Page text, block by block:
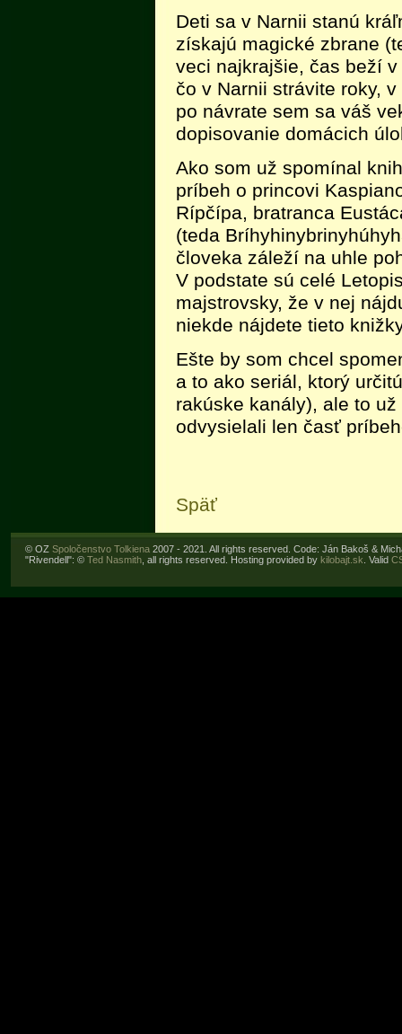
Deti sa v Narnii stanú
získajú magické zbrane
veci najkrajšie, čas beží
čo v Narnii strávite roky,
po návrate sem sa váš
dopisovanie domácich
Ako som už spomínal
príbeh o princovi
Rípčípa, bratranca
(teda
človeka záleží na uhle
V podstate sú celé
majstrovsky, že v nej
niekde nájdete tieto
Ešte by som chcel
a to ako seriál, ktorý
rakúske kanály), ale to
odvysielali len časť
Späť
© OZ Spoločenstvo Tolkiena 2007 - 2021. All rights reserved. Code: Ján Bakoš &
"Rivendell": © Ted Nasmith , all rights reserved. Hosting provided by kilobajt.sk . Valid